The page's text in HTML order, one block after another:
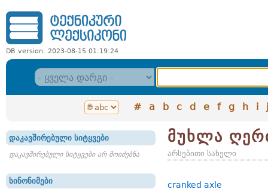
DB version: 2023-08-15 01:19:24
# a b c d e f g h i j
დაკავშირებული სიტყვები
დაკავშირებული სიტყვები არ მოიძებნა
სინონიმები
მუხლა
არსებითი სახელი
cranked axle